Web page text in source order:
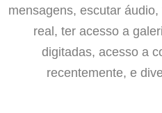
mensagens, escutar
real, ter acesso a
digitadas, acesso a
recentemente, e